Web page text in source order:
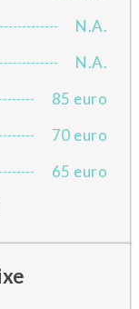
N.A.
N.A.
85 euro
70 euro
65 euro